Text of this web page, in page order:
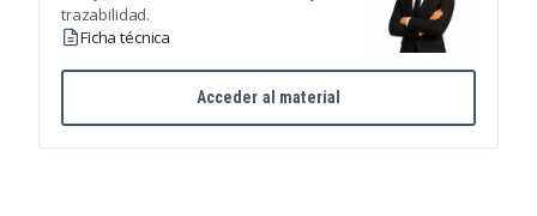
trazabilidad.
Ficha técnica
Acceder al material